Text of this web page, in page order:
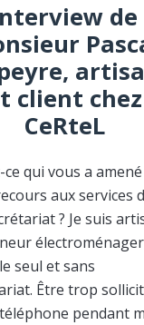
de
client chez
CeRteL
ce qui vous a
aux services
? Je suis
seul et sans
Être trop
pendant